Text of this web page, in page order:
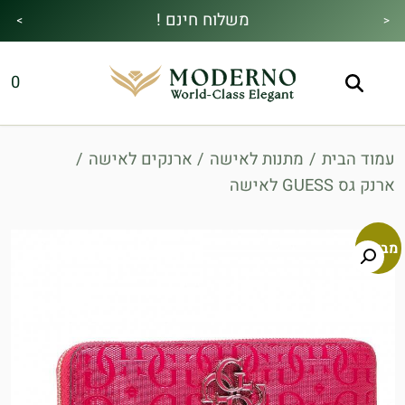
< משלוח חינם !
מתנה מיוחדת בכל בקנייה !
הנחה!בהקשת קוד קופון👇
>
0
עמוד הבית / מתנות לאישה / ארנקים לאישה /
ארנק גס GUESS לאישה
מבצע!